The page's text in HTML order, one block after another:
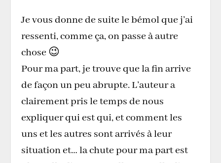
Je vous donne de suite le bémol que j’ai
ressenti, comme ça, on passe à autre
chose 😉
Pour ma part, je trouve que la fin arrive
de façon un peu abrupte. L’auteur a
clairement pris le temps de nous
expliquer qui est qui, et comment les
uns et les autres sont arrivés à leur
situation et… la chute pour ma part est